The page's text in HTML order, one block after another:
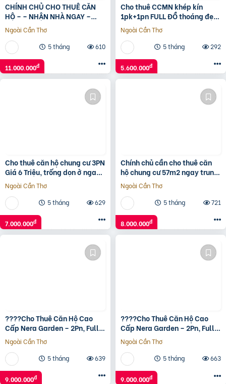
CHÍNH CHỦ CHO THUÊ CĂN
HỘ – – NHẬN NHÀ NGAY –
Nam từ Liêm ,Hà Nội
Ngoài Cần Thơ
5 tháng
610
11.000.000đ
Cho thuê CCMN khép kín
1pk+1pn FULL ĐỒ thoáng đẹp
tại 99 Trung Kính
Ngoài Cần Thơ
5 tháng
292
5.600.000đ
Cho thuê căn hộ chung cư 3PN
Giá 6 Triệu, trống dọn ở ngay
tại chung cư 35 Hồ Học Lãm,
Bình Tân
Ngoài Cần Thơ
5 tháng
629
7.000.000đ
Chính chủ cần cho thuê căn
hộ chung cư 57m2 ngay trung
tâm phường 25
Ngoài Cần Thơ
5 tháng
721
8.000.000đ
????Cho Thuê Căn Hộ Cao
Cấp Nera Garden – 2Pn, Full
Nội Thất
Ngoài Cần Thơ
5 tháng
639
9.000.000đ
????Cho Thuê Căn Hộ Cao
Cấp Nera Garden – 2Pn, Full
Nội Thất
Ngoài Cần Thơ
5 tháng
663
9.000.000đ